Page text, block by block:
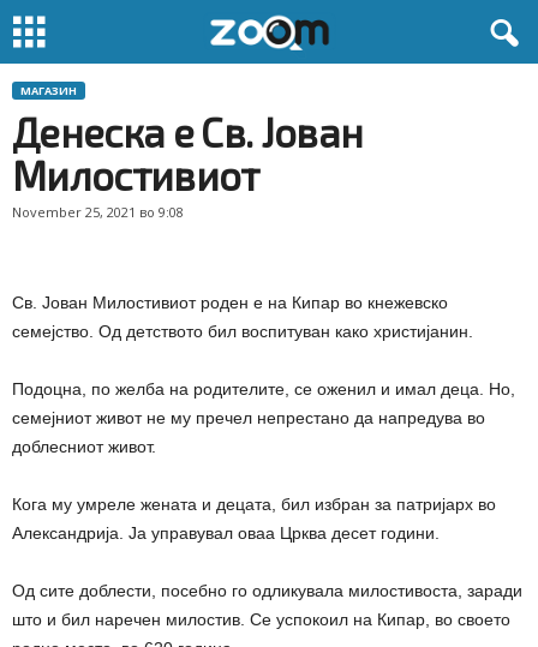
МАГАЗИН
Денеска е Св. Јован
Милостивиот
November 25, 2021 во 9:08
Св. Јован Милостивиот роден е на Кипар во кнежевско
семејство. Од детството бил воспитуван како христијанин.
Подоцна, по желба на родителите, се оженил и имал деца. Но,
семејниот живот не му пречел непрестано да напредува во
доблесниот живот.
Кога му умреле жената и децата, бил избран за патријарх во
Александрија. Ја управувал оваа Црква десет години.
Од сите доблести, посебно го одликувала милостивоста, заради
што и бил наречен милостив. Се успокоил на Кипар, во своето